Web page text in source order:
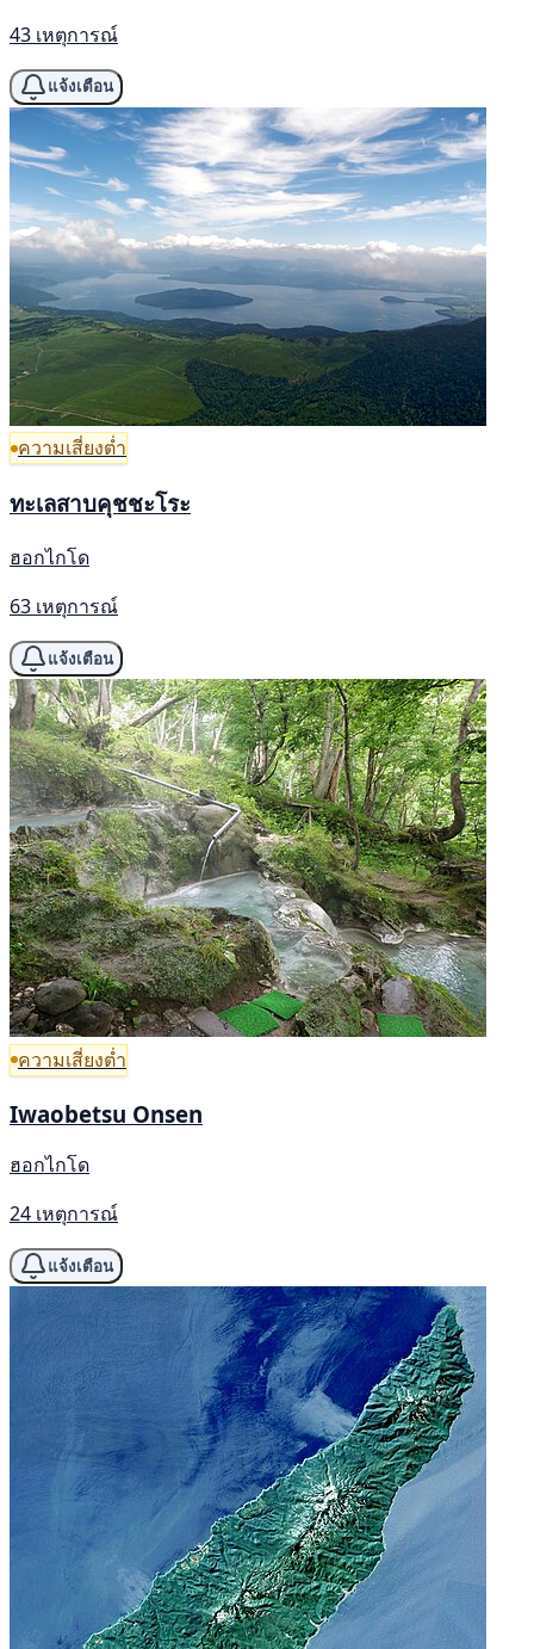
43 เหตุการณ์
แจ้งเตือน
ความเสี่ยงต่ำ
ทะเลสาบคุชชะโระ
ฮอกไกโด
63 เหตุการณ์
แจ้งเตือน
ความเสี่ยงต่ำ
Iwaobetsu Onsen
ฮอกไกโด
24 เหตุการณ์
แจ้งเตือน